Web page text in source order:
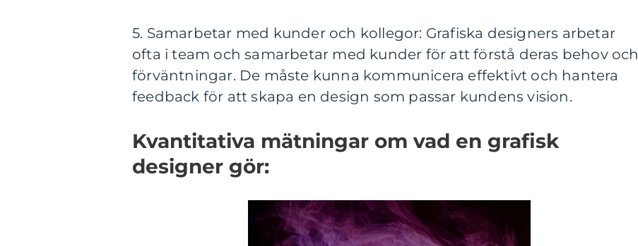
5. Samarbetar med kunder och kollegor: Grafiska designers arbetar
ofta i team och samarbetar med kunder för att förstå deras behov och
förväntningar. De måste kunna kommunicera effektivt och hantera
feedback för att skapa en design som passar kundens vision.
Kvantitativa mätningar om vad en grafisk
designer gör: